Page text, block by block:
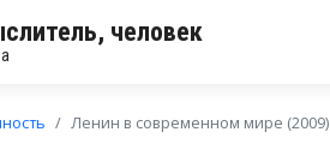
человек
Ленин в современном мире (2009)